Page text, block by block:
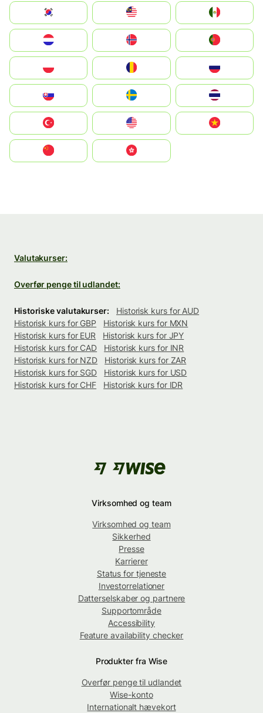
South Korea
United States
中國香港特別行政區
Valutakurser:
Overfør penge til udlandet:
Historiske valutakurser:
Historisk kurs for AUD
Historisk kurs for GBP
Historisk kurs for MXN
Historisk kurs for EUR
Historisk kurs for JPY
Historisk kurs for CAD
Historisk kurs for INR
Historisk kurs for NZD
Historisk kurs for ZAR
Historisk kurs for SGD
Historisk kurs for USD
Historisk kurs for CHF
Historisk kurs for IDR
Virksomhed og team
Virksomhed og team
Sikkerhed
Presse
Karrierer
Status for tjeneste
Investorrelationer
Datterselskaber og partnere
Supportområde
Accessibility
Feature availability checker
Produkter fra Wise
Overfør penge til udlandet
Wise-konto
Internationalt hævekort